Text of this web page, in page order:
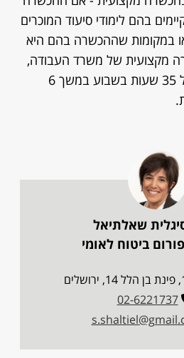
בהם לימודי סיעוד המוכרים
במקומות שההכשרה בהם היא
מקצועית של משרד העבודה,
לפי תכנית לימודים של 35 שעות בשבוע במשך 6
שאלתיאל
ביטוח לאומי
02-6221737